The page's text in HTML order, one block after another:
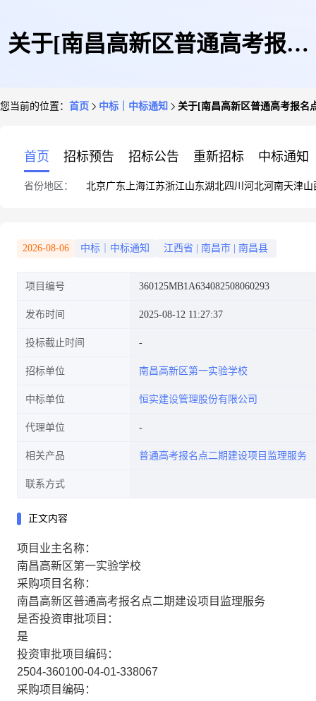
关于[南昌高新区普通高考报名
您当前的位置： 首页 中标｜中标通知 关于[南昌高新区普通高考报名
首页 招标预告 招标公告 重新招标 中标通知
省份地区： 北京广东 上海江苏浙江山东湖北四川 河北河南天津山
2026-08-06 中标｜中标通知 江西省 南昌市 南昌县
项目编号 360125MB1A634082508060293
发布时间 2025-08-12 11:27:37
投标截止时间
招标单位 南昌高新区第一实验学校
中标单位 恒实建设管理股份有限公司
代理单位
相关产品 普通高考报名点二期建设项目监理服务
联系方式
正文内容
项目业主名称：
南昌高新区第一实验学校
采购项目名称：
南昌高新区普通高考报名点二期建设项目监理服务
是否投资审批项目：
是
投资审批项目编码：
2504-360100-04-01-338067
采购项目编码：